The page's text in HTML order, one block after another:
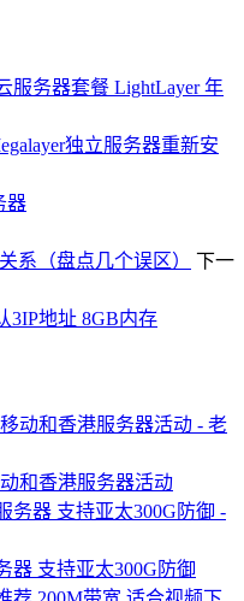
服务器套餐 LightLayer 年
独立服务器重新安
器
系（盘点几个误区）
下一
3IP地址 8GB内存
和香港服务器活动
器 支持亚太300G防御